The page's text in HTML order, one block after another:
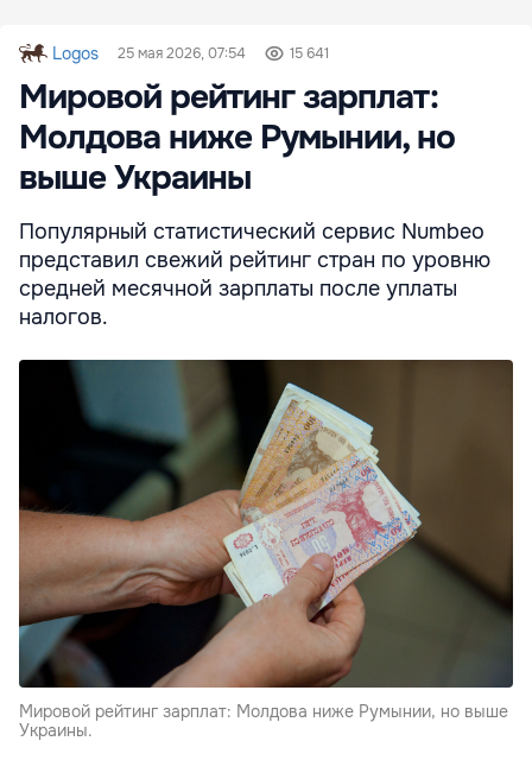
Logos 25 мая 2026, 07:54 15 641
Мировой рейтинг зарплат:
Молдова ниже Румынии, но
выше Украины
Популярный статистический сервис Numbeo
представил свежий рейтинг стран по уровню
средней месячной зарплаты после уплаты
налогов.
Мировой рейтинг зарплат: Молдова ниже Румынии, но выше
Украины.